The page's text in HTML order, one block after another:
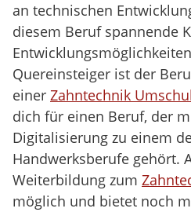
an technischen
diesem Beruf spannende
Quereinsteiger ist der
einer Zahntechnik
dich für einen Beruf, der
Digitalisierung zu einem
Handwerksberufe gehört.
Weiterbildung zum
möglich und bietet noch